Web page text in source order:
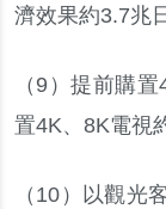
濟效果約3.7兆
（ 9 ）提前購置
置4K、 8K電視
（ 10 ） 以觀光